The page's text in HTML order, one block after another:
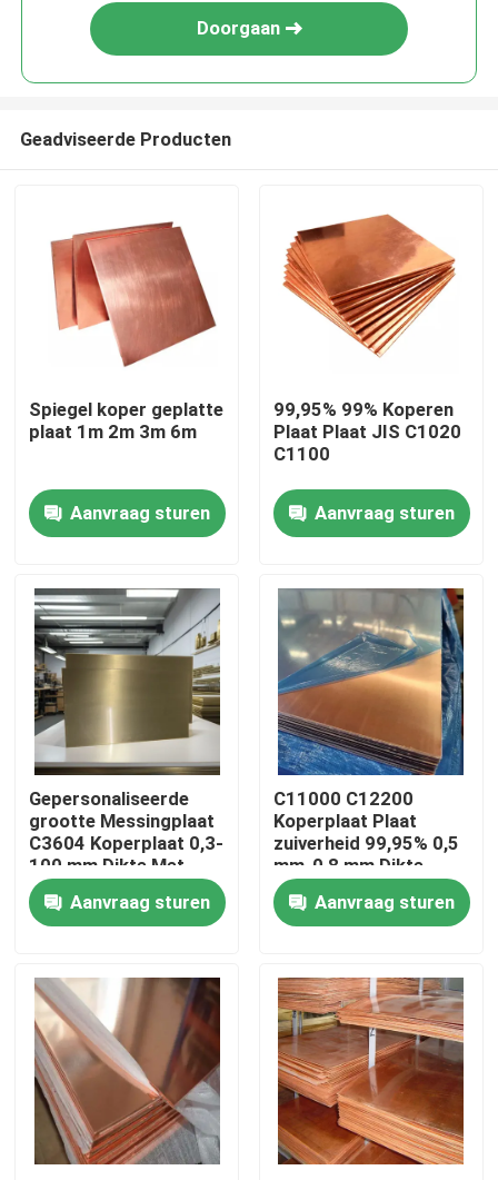
Huis
Producten
Videos
Ongeveer ons
Fabrieksreis
Kwaliteitscontrole
Nieuws
Gevallen
ss naadloze buis
Doorgaan
Geadviseerde Producten
Spiegel koper geplatte
plaat 1m 2m 3m 6m
Aanvraag sturen
99,95% 99% Koperen
Plaat Plaat JIS C1020
C1100
Aanvraag sturen
Gepersonaliseerde
grootte Messingplaat
C3604 Koperplaat 0,3-
100 mm Dikte Met
snijden, lassen
Aanvraag sturen
C11000 C12200
Koperplaat Plaat
zuiverheid 99,95% 0,5
mm-0,8 mm Dikte
Voor decoratieve
toepassingen
Aanvraag sturen